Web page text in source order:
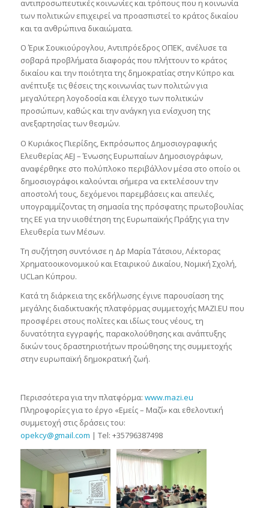
αντιπροσωπευτικές κοινωνίες και τρόπους που η κοινωνία
των πολιτικών επιχειρεί να προασπιστεί το κράτος δικαίου
και τα ανθρώπινα δικαιώματα.
Ο Έρικ Σουκιούρογλου, Αντιπρόεδρος ΟΠΕΚ, ανέλυσε τα
σοβαρά προβλήματα διαφοράς που πλήττουν το κράτος
δικαίου και την ποιότητα της δημοκρατίας στην Κύπρο και
ανέπτυξε τις θέσεις της κοινωνίας των πολιτών για
μεγαλύτερη λογοδοσία και έλεγχο των πολιτικών
προσώπων, καθώς και την ανάγκη για ενίσχυση της
ανεξαρτησίας των θεσμών.
Ο Κυριάκος Πιερίδης, Εκπρόσωπος Δημοσιογραφικής
Ελευθερίας AEJ – Ένωσης Ευρωπαίων Δημοσιογράφων,
αναφέρθηκε στο πολύπλοκο περιβάλλον μέσα στο οποίο οι
δημοσιογράφοι καλούνται σήμερα να εκτελέσουν την
αποστολή τους, δεχόμενοι παρεμβάσεις και απειλές,
υπογραμμίζοντας τη σημασία της πρόσφατης πρωτοβουλίας
της ΕΕ για την υιοθέτηση της Ευρωπαϊκής Πράξης για την
Ελευθερία των Μέσων.
Τη συζήτηση συντόνισε η Δρ Μαρία Τάτσιου, Λέκτορας
Χρηματοοικονομικού και Εταιρικού Δικαίου, Νομική Σχολή,
UCLan Κύπρου.
Κατά τη διάρκεια της εκδήλωσης έγινε παρουσίαση της
μεγάλης διαδικτυακής πλατφόρμας συμμετοχής ΜΑΖΙ.EU που
προσφέρει στους πολίτες και ιδίως τους νέους, τη
δυνατότητα εγγραφής, παρακολούθησης και ανάπτυξης
δικών τους δραστηριοτήτων προώθησης της συμμετοχής
στην ευρωπαϊκή δημοκρατική ζωή.
Περισσότερα για την πλατφόρμα: www.mazi.eu
Πληροφορίες για το έργο «Εμείς – Μαζί» και εθελοντική
συμμετοχή στις δράσεις του:
opekcy@gmail.com | Tel: +35796387498